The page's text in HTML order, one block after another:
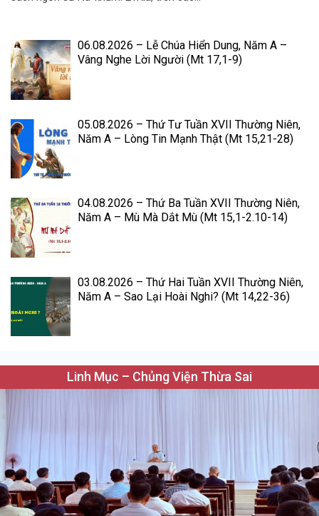
06.08.2026 – Lễ Chúa Hiển Dung, Năm A –
Vâng Nghe Lời Người (Mt 17,1-9)
05.08.2026 – Thứ Tư Tuần XVII Thường Niên,
Năm A – Lòng Tin Mạnh Thật (Mt 15,21-28)
04.08.2026 – Thứ Ba Tuần XVII Thường Niên,
Năm A – Mù Mà Dắt Mù (Mt 15,1-2.10-14)
03.08.2026 – Thứ Hai Tuần XVII Thường Niên,
Năm A – Sao Lại Hoài Nghi? (Mt 14,22-36)
Linh Mục – Chủng Viện Thừa Sai